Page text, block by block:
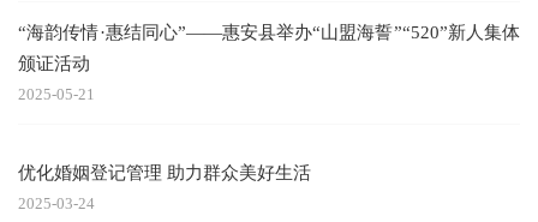
“海韵传情·惠结同心”——惠安县举办“山盟海誓”“520”新人集体
颁证活动
2025-05-21
优化婚姻登记管理 助力群众美好生活
2025-03-24